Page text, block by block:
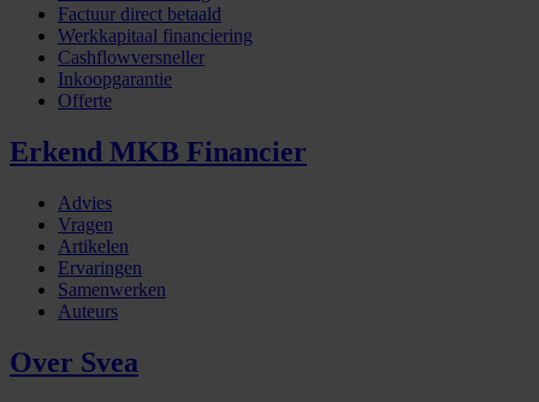
Factuur direct betaald
Werkkapitaal financiering
Cashflowversneller
Inkoopgarantie
Offerte
Erkend MKB Financier
Advies
Vragen
Artikelen
Ervaringen
Samenwerken
Auteurs
Over Svea